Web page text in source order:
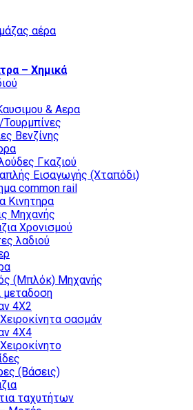
αέρα
– Χημικά
& Αερα
Βενζίνης
Γκαζιού
Εισαγωγής (Χταπόδι)
common rail
Κινητηρα
Μηχανής
Χρονισμού
λαδιού
(Μπλόκ) Μηχανής
μεταδοση
4Χ2
Χειροκίνητα σασμάν
4Χ4
Χειροκίνητο
(Βάσεις)
ταχυτήτων